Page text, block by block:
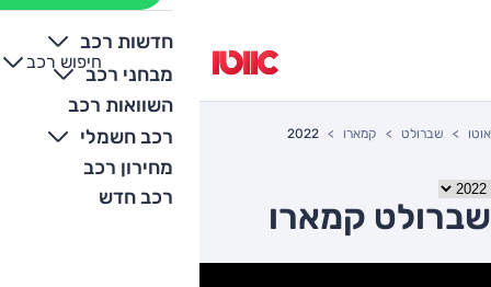
חדשות רכב
מבחני רכב
השוואות רכב
רכב חשמלי
מחירון רכב
רכב חדש
חיפוש רכב
+
-
אוטו שברולט קמארו 2022
שברולט קמארו